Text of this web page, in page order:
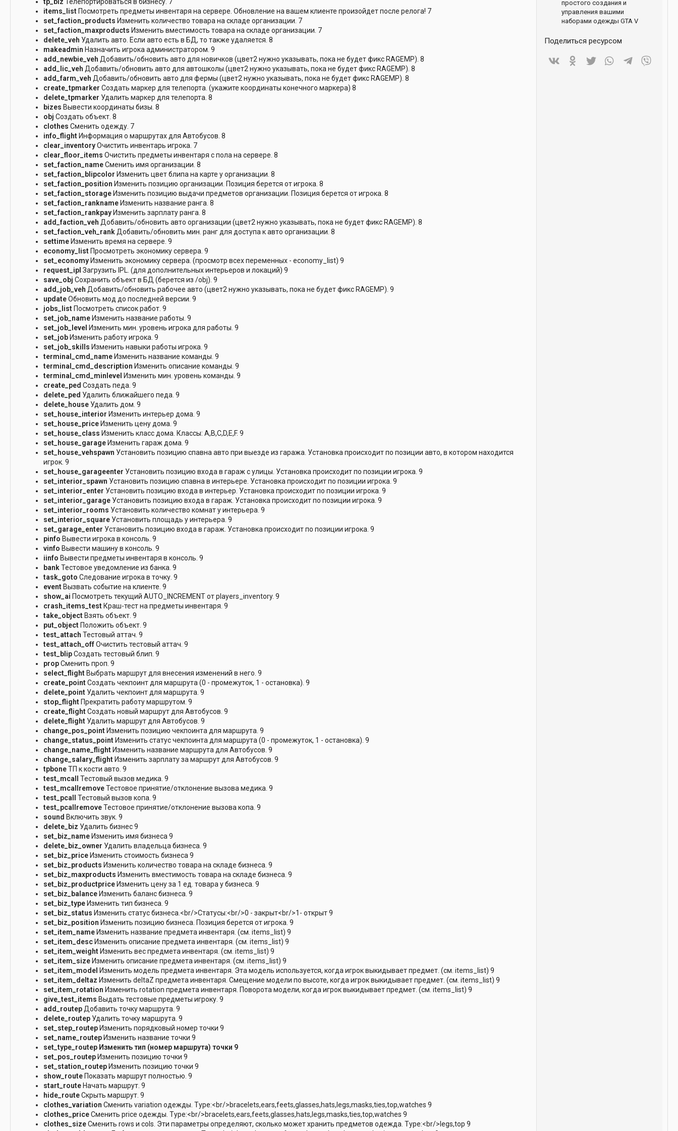
items_list Посмотреть предметы инвентаря на сервере. Обновление на вашем клиенте произойдет после релога! 7
set_faction_products Изменить количество товара на складе организации. 7
set_faction_maxproducts Изменить вместимость товара на складе организации. 7
delete_veh Удалить авто. Если авто есть в БД, то также удаляется. 8
makeadmin Назначить игрока администратором. 9
add_newbie_veh Добавить/обновить авто для новичков (цвет2 нужно указывать, пока не будет фикс RAGEMP). 8
add_lic_veh Добавить/обновить авто для автошколы (цвет2 нужно указывать, пока не будет фикс RAGEMP). 8
add_farm_veh Добавить/обновить авто для фермы (цвет2 нужно указывать, пока не будет фикс RAGEMP). 8
create_tpmarker Создать маркер для телепорта. (укажите координаты конечного маркера) 8
delete_tpmarker Удалить маркер для телепорта. 8
bizes Вывести координаты бизы. 8
obj Создать объект. 8
clothes Сменить одежду. 7
info_flight Информация о маршрутах для Автобусов. 8
clear_inventoryОчистить инвентарь игрока. 7
clear_floor_items Очистить предметы инвентаря с пола на сервере. 8
set_faction_nameСменить имя организации. 8
set_faction_blipcolor Изменить цвет блипа на карте у организации. 8
set_faction_position Изменить позицию организации. Позиция берется от игрока. 8
set_faction_storage Изменить позицию выдачи предметов организации. Позиция берется от игрока. 8
set_faction_rankname Изменить название ранга. 8
set_faction_rankpay Изменить зарплату ранга. 8
add_faction_veh Добавить/обновить авто организации (цвет2 нужно указывать, пока не будет фикс RAGEMP). 8
set_faction_veh_rank Добавить/обновить мин. ранг для доступа к авто организации. 8
settime Изменить время на сервере. 9
economy_list Просмотреть экономику сервера. 9
set_economy Изменить экономику сервера. (просмотр всех переменных - economy_list) 9
request_ipl Загрузить IPL. (для дополнительных интерьеров и локаций) 9
save_obj Сохранить объект в БД (берется из /obj). 9
add_job_veh Добавить/обновить рабочее авто (цвет2 нужно указывать, пока не будет фикс RAGEMP). 9
updateОбновить мод до последней версии. 9
jobs_list Посмотреть список работ. 9
set_job_name Изменить название работы. 9
set_job_level Изменить мин. уровень игрока для работы. 9
set_job Изменить работу игрока. 9
set_job_skills Изменить навыки работы игрока. 9
terminal_cmd_name Изменить название команды. 9
terminal_cmd_description Изменить описание команды. 9
terminal_cmd_minlevel Изменить мин. уровень команды. 9
create_ped Создать педа. 9
delete_ped Удалить ближайшего педа. 9
delete_house Удалить дом. 9
set_house_interior Изменить интерьер дома. 9
set_house_price Изменить цену дома. 9
set_house_class Изменить класс дома. Классы: A,B,C,D,E,F. 9
set_house_garage Изменить гараж дома. 9
set_house_vehspawn Установить позицию спавна авто при выезде из гаража. Установка происходит по позиции авто, в котором находится
игрок. 9
set_house_garageenter Установить позицию входа в гараж с улицы. Установка происходит по позиции игрока. 9
set_interior_spawn Установить позицию спавна в интерьере. Установка происходит по позиции игрока. 9
set_interior_enter Установить позицию входа в интерьер. Установка происходит по позиции игрока. 9
set_interior_garage Установить позицию входа в гараж. Установка происходит по позиции игрока. 9
set_interior_rooms Установить количество комнат у интерьера. 9
set_interior_square Установить площадь у интерьера. 9
set_garage_enter Установить позицию входа в гараж. Установка происходит по позиции игрока. 9
pinfo Вывести игрока в консоль. 9
vinfo Вывести машину в консоль. 9
iinfo Вывести предметы инвентаря в консоль. 9
bankТестовое уведомление из банка. 9
task_goto Следование игрока в точку. 9
event Вызвать событие на клиенте. 9
show_ai Посмотреть текущий AUTO_INCREMENT от players_inventory. 9
crash_items_test Краш-тест на предметы инвентаря. 9
take_object Взять объект. 9
put_object Положить объект. 9
test_attach Тестовый аттач. 9
test_attach_offОчистить тестовый аттач. 9
test_blipСоздать тестовый блип. 9
propСменить проп. 9
select_flight Выбрать маршрут для внесения изменений в него. 9
create_pointСоздать чекпоинт для маршрута (0 - промежуток, 1 - остановка). 9
delete_point Удалить чекпоинт для маршрута. 9
stop_flight Прекратить работу маршрутом. 9
create_flightСоздать новый маршрут для Автобусов. 9
delete_flight Удалить маршрут для Автобусов. 9
change_pos_point Изменить позицию чекпоинта для маршрута. 9
change_status_point Изменить статус чекпоинта для маршрута (0 - промежуток, 1 - остановка). 9
change_name_flight Изменить название маршрута для Автобусов. 9
change_salary_flight Изменить зарплату за маршрут для Автобусов. 9
tpboneТП к кости авто. 9
test_mcall Тестовый вызов медика. 9
test_mcallremoveТестовое принятие/отклонение вызова медика. 9
test_pcall Тестовый вызов копа. 9
test_pcallremoveТестовое принятие/отклонение вызова копа. 9
sound Включить звук. 9
delete_biz Удалить бизнес 9
set_biz_name Изменить имя бизнеса 9
delete_biz_owner Удалить владельца бизнеса. 9
set_biz_price Изменить стоимость бизнеса 9
set_biz_products Изменить количество товара на складе бизнеса. 9
set_biz_maxproducts Изменить вместимость товара на складе бизнеса. 9
set_biz_productprice Изменить цену за 1 ед. товара у бизнеса. 9
set_biz_balance Изменить баланс бизнеса. 9
set_biz_type Изменить тип бизнеса. 9
set_biz_status Изменить статус бизнеса.<br/>Статусы:<br/>0 - закрыт<br/>1- открыт 9
set_biz_position Изменить позицию бизнеса. Позиция берется от игрока. 9
set_item_name Изменить название предмета инвентаря. (см. items_list) 9
set_item_desc Изменить описание предмета инвентаря. (см. items_list) 9
set_item_weight Изменить вес предмета инвентаря. (см. items_list) 9
set_item_size Изменить описание предмета инвентаря. (см. items_list) 9
set_item_model Изменить модель предмета инвентаря. Эта модель используется, когда игрок выкидывает предмет. (см. items_list) 9
set_item_deltaz Изменить deltaZ предмета инвентаря. Смещение модели по высоте, когда игрок выкидывает предмет. (см. items_list) 9
set_item_rotation Изменить rotation предмета инвентаря. Поворота модели, когда игрок выкидывает предмет. (см. items_list) 9
give_test_items Выдать тестовые предметы игроку. 9
add_routep Добавить точку маршрута. 9
delete_routep Удалить точку маршрута. 9
set_step_routep Изменить порядковый номер точки 9
set_name_routep Изменить название точки 9
set_type_routep Изменить тип (номер маршрута) точки 9
set_pos_routep Изменить позицию точки 9
set_station_routep Изменить позицию точки 9
show_route Показать маршрут полностью. 9
start_route Начать маршрут. 9
hide_routeСкрыть маршрут. 9
clothes_variation Сменить variation одежды. Type:<br/>bracelets,ears,feets,glasses,hats,legs,masks,ties,top,watches 9
clothes_priceСменить price одежды. Type:<br/>bracelets,ears,feets,glasses,hats,legs,masks,ties,top,watches 9
clothes_sizeСменить rows и cols. Эти параметры определяют, сколько может хранить предметов одежда. Type:<br/>legs,top 9
простого создания и
управления вашими
наборами одежды GTA V
Поделиться ресурсом
VkontakteOdnoklassniki
Twitter WhatsAppTelegram